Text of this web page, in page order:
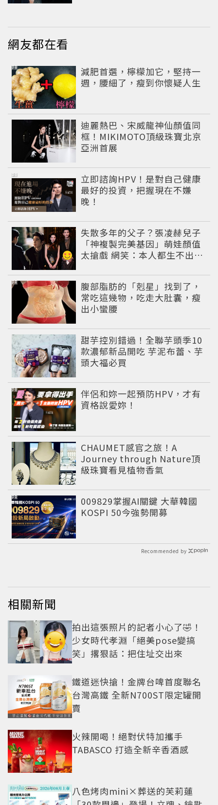
網友都在看
減肥首選，檸檬加它，堅持一
週，腰細了，瘦到你懷疑人生
PR
迪麗熱巴、宋威龍神仙顏值同
框！MIKIMOTO頂級珠寶北京
亞洲首展
立即諮詢HPV！是對自己健康
最好的投資，把握現在不嫌
晚！
PR
失散多年的父子？張凌赫兒子
「神複製完美基因」萌娃顏值
太搶戲 網笑：本人都生不出這
腹部脂肪的「剋星」找到了，
常吃這幾物，吃走大肚囊，瘦
出小蠻腰
PR
甜芋控別錯過！全聯芋頭季10
款濃郁新品開吃 芋泥布蕾、芋
頭大福必買
伴侶和妳一起預防HPV，才有
資格說愛妳！
PR
CHAUMET感官之旅！A
Journey through Nature頂
級珠寶看見植物香氣
009829掌握AI關鍵 大華韓國
KOSPI 50今強勢開募
PR
Recommended by
相關新聞
拍出這張照片的記者小心了🤣！
少女時代孝淵「絕美pose變搞
笑」撂狠話：把住址交出來
鐵道迷快搶！金牌台啤首度聯名
台灣高鐵 全新N700ST限定罐開
賣
火辣開喝！絕對伏特加攜手
TABASCO 打造全新辛香酒感
八色烤肉mini×葬送的芙莉蓮